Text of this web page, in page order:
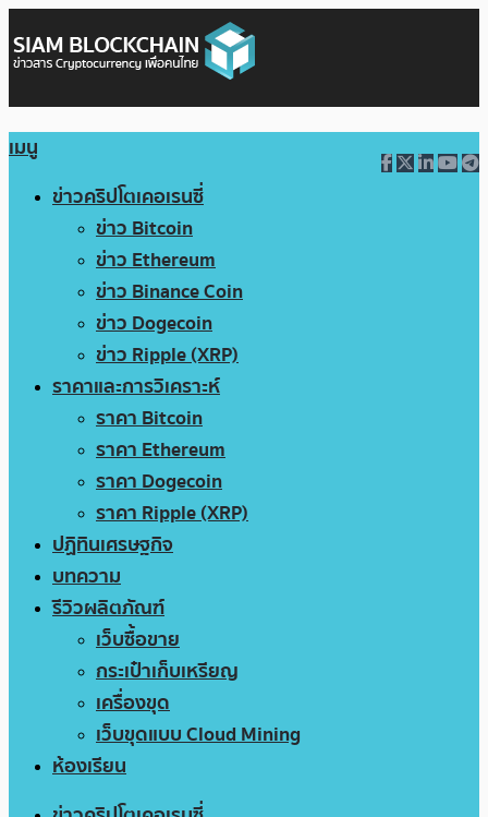
เมนู
ข่าวคริปโตเคอเรนซี่
ข่าว Bitcoin
ข่าว Ethereum
ข่าว Binance Coin
ข่าว Dogecoin
ข่าว Ripple (XRP)
ราคาและการวิเคราะห์
ราคา Bitcoin
ราคา Ethereum
ราคา Dogecoin
ราคา Ripple (XRP)
ปฏิทินเศรษฐกิจ
บทความ
รีวิวผลิตภัณฑ์
เว็บซื้อขาย
กระเป๋าเก็บเหรียญ
เครื่องขุด
เว็บขุดแบบ Cloud Mining
ห้องเรียน